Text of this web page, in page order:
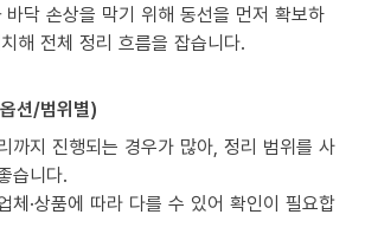
바닥 손상을 막기 위해 동선을 먼저 확보하
해 전체 정리 흐름을 잡습니다.
션/범위별)
까지 진행되는 경우가 많아, 정리 범위를 사
습니다.
체·상품에 따라 다를 수 있어 확인이 필요합